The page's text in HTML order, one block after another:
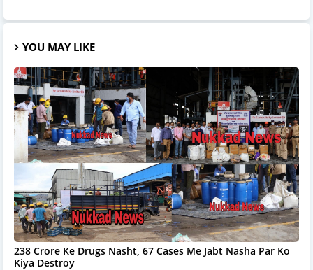
YOU MAY LIKE
238 Crore Ke Drugs Nasht, 67 Cases Me Jabt Nasha Par Ko
Kiya Destroy